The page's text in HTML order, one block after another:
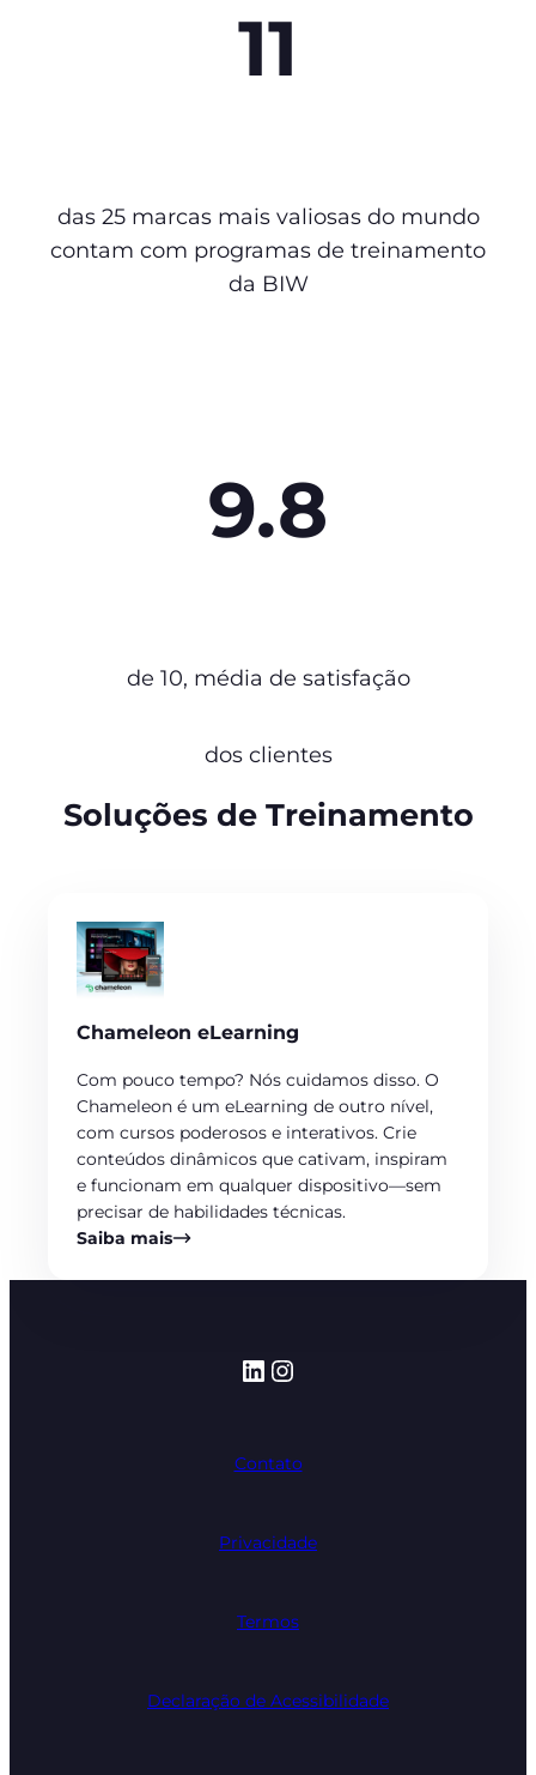
11
das 25 marcas mais valiosas do mundo
contam com programas de treinamento
da BIW
9.8
de 10, média de satisfação
dos clientes
Soluções de Treinamento
Chameleon eLearning
Com pouco tempo? Nós cuidamos disso. O
Chameleon é um eLearning de outro nível,
com cursos poderosos e interativos. Crie
conteúdos dinâmicos que cativam, inspiram
e funcionam em qualquer dispositivo—sem
precisar de habilidades técnicas.
Saiba mais
LinkedIn
Instagram
Contato
Privacidade
Termos
Declaração de Acessibilidade